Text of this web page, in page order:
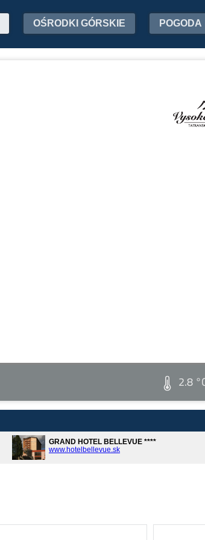
OŚRODKI GÓRSKIE POGODA
2.8
GRAND HOTEL BELLEVUE ****
www.hotelbellevue.sk